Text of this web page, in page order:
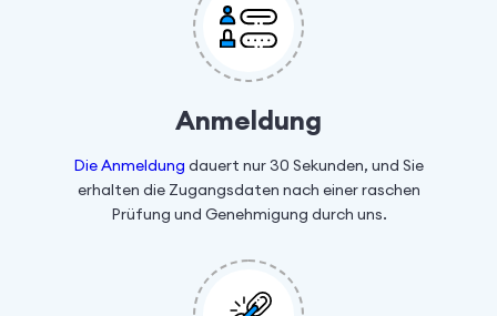
Anmeldung
Die Anmeldung dauert nur 30 Sekunden, und Sie
erhalten die Zugangsdaten nach einer raschen
Prüfung und Genehmigung durch uns.